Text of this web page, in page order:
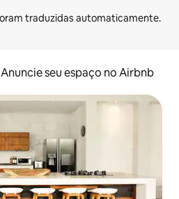
Anuncie seu espaço no Airbnb